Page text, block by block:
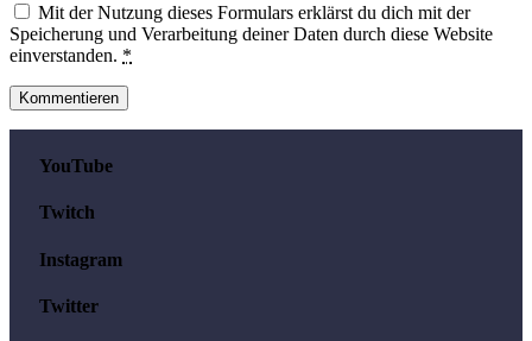
Mit der Nutzung dieses Formulars erklärst du dich mit der
Speicherung und Verarbeitung deiner Daten durch diese Website
einverstanden. *
YouTube
Twitch
Instagram
Twitter